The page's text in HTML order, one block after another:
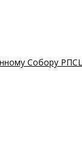
Собору